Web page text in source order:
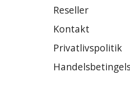
Reseller
Kontakt
Privatlivspolitik